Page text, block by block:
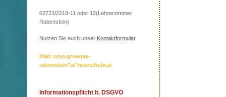
02723/2218-11 oder 12(Lehrerzimmer
Rabenstein)
Nutzen Sie auch unser Kontaktformular.
Mail: nms.gruenau-
rabenstein"at"noeschule.at
Informationspflicht lt. DSGVO